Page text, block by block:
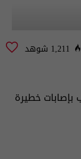
1,211 شوهد
خطيرة